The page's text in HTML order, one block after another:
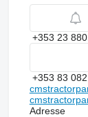
+353 23
+353 83
Adresse